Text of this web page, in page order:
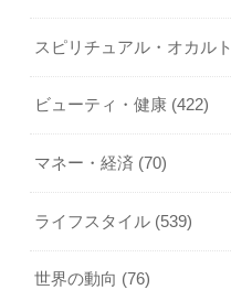
スピリチュアル・オカルト
ビューティ・健康 (422)
マネー・経済 (70)
ライフスタイル (539)
世界の動向 (76)